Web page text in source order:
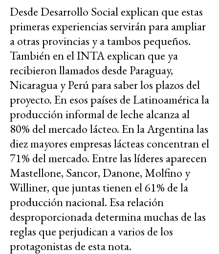
Desde Desarrollo Social explican que estas
primeras experiencias servirán para ampliar
a otras provincias y a tambos pequeños.
También en el INTA explican que ya
recibieron llamados desde Paraguay,
Nicaragua y Perú para saber los plazos del
proyecto. En esos países de Latinoamérica la
producción informal de leche alcanza al
80% del mercado lácteo. En la Argentina las
diez mayores empresas lácteas concentran el
71% del mercado. Entre las líderes aparecen
Mastellone, Sancor, Danone, Molfino y
Williner, que juntas tienen el 61% de la
producción nacional. Esa relación
desproporcionada determina muchas de las
reglas que perjudican a varios de los
protagonistas de esta nota.